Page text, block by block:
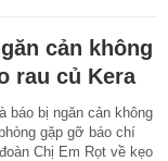
cản không
rau củ Kera
báo bị ngăn cản không
gặp gỡ báo chí
Chị Em Rọt về kẹo